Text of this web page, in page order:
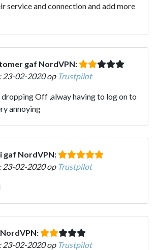
service and connection and add more
gaf NordVPN:
23-02-2020 op Trustpilot
dropping Off ,alway having to log on to
annoying
gaf NordVPN:
23-02-2020 op Trustpilot
23-02-2020 op Trustpilot